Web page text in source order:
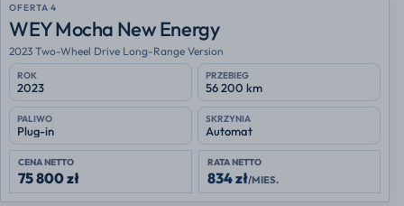
OFERTA 4
WEY Mocha New Energy
2023 Two-Wheel Drive Long-Range Version
ROK
2023
PRZEBIEG
56 200 km
PALIWO
Plug-in
SKRZYNIA
Automat
CENA NETTO
75 800 zł
RATA NETTO
834 zł/MIES.